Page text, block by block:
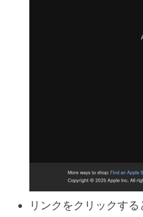
リンクをクリックす